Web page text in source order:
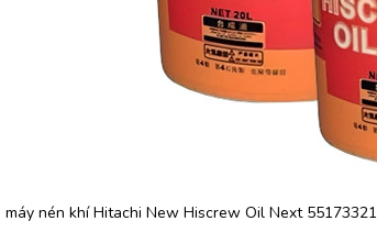
máy nén khí Hitachi New Hiscrew Oil Next 55173321